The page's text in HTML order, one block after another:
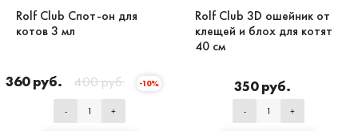
Rolf Club Спот-он для
котов 3 мл
360 руб. 400 руб. -10%
- +
Rolf Club 3D ошейник от
клещей и блох для котят
40 см
350 руб.
- +